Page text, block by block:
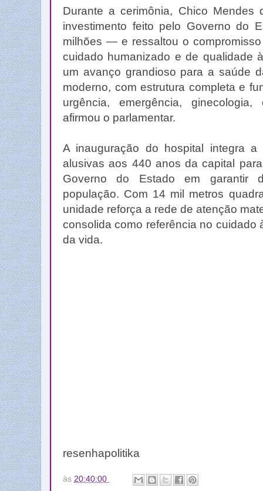
Durante a cerimônia, Chico Mendes
investimento feito pelo Governo do
milhões — e ressaltou o
cuidado humanizado e de qualidade
um avanço grandioso para a saúde
moderno, com estrutura completa e
urgência, emergência, ginecologia,
afirmou o parlamentar.
A inauguração do hospital integra a
alusivas aos 440 anos da capital
Governo do Estado em garantir
população. Com 14 mil metros
unidade reforça a rede de atenção
consolida como referência no cuidado
da vida.
resenhapolitika
às 20:40:00